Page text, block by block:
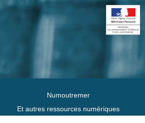
Numoutremer
Et autres ressources numériques